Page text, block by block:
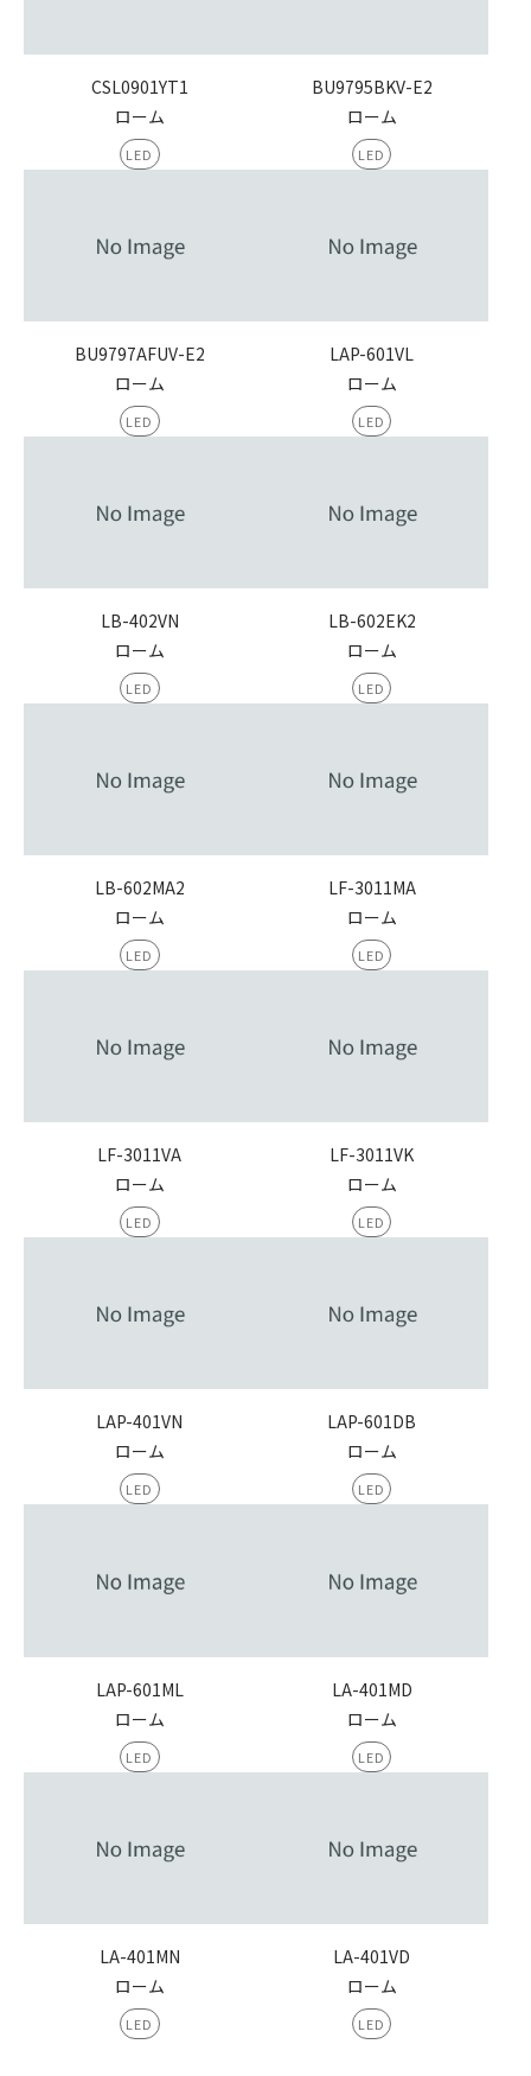
CSL0901YT1
ローム
LED
BU9795BKV-E2
ローム
LED
BU9797AFUV-E2
ローム
LED
LAP-601VL
ローム
LED
LB-402VN
ローム
LED
LB-602EK2
ローム
LED
LB-602MA2
ローム
LED
LF-3011MA
ローム
LED
LF-3011VA
ローム
LED
LF-3011VK
ローム
LED
LAP-401VN
ローム
LED
LAP-601DB
ローム
LED
LAP-601ML
ローム
LED
LA-401MD
ローム
LED
LA-401MN
ローム
LED
LA-401VD
ローム
LED